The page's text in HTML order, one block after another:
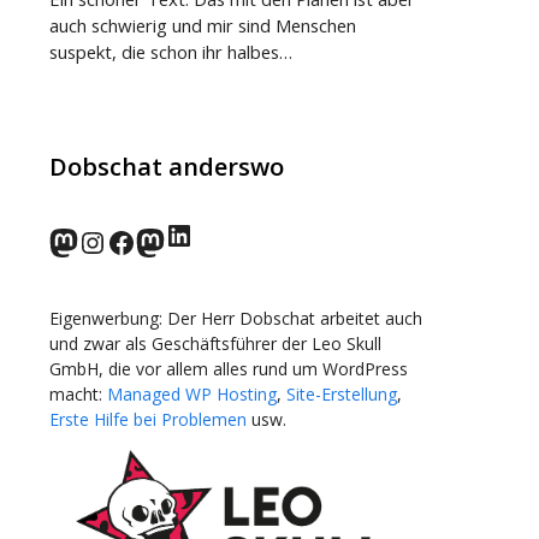
auch schwierig und mir sind Menschen
suspekt, die schon ihr halbes…
Dobschat anderswo
norden.social
Instagram
Facebook
wp-punks.social
LinkedIn
Eigenwerbung: Der Herr Dobschat arbeitet auch
und zwar als Geschäftsführer der Leo Skull
GmbH, die vor allem alles rund um WordPress
macht: Managed WP Hosting, Site-Erstellung,
Erste Hilfe bei Problemen usw.